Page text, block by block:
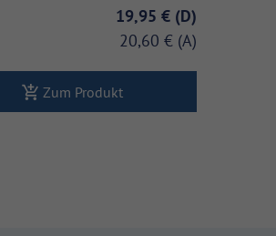
19,95 €
20,60 €
Zum Produkt